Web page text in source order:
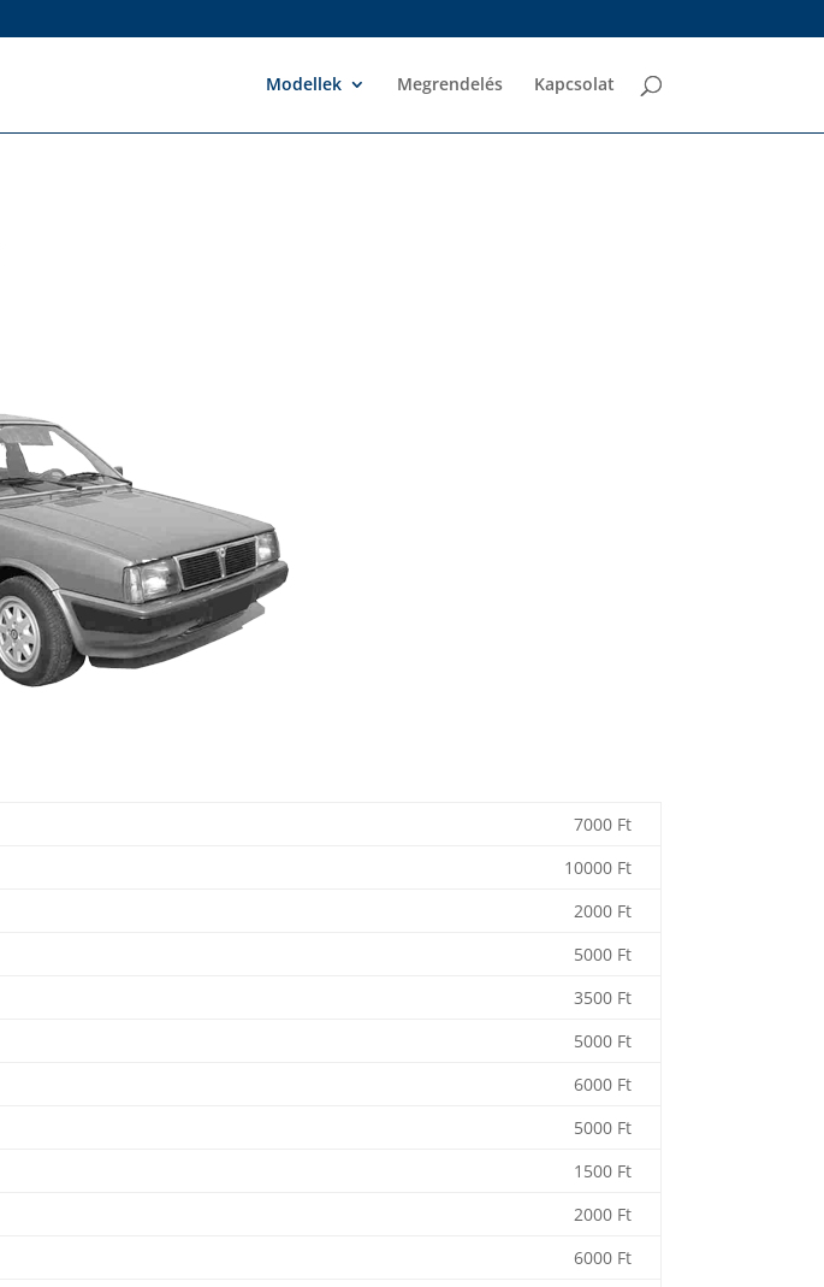
Modellek Megrendelés Kapcsolat
7000 Ft
10000 Ft
2000 Ft
5000 Ft
3500 Ft
5000 Ft
6000 Ft
5000 Ft
1500 Ft
2000 Ft
6000 Ft